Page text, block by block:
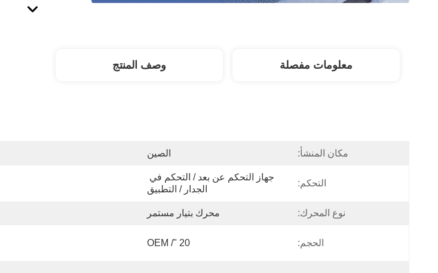
معلومات مفصلة وصف المنتج
مكان المنشأ: الصين
التحكم:
الجدار / التطبيق
نوع المحرك: محرك بتيار مستمر
الحجم: 20 "/ OEM